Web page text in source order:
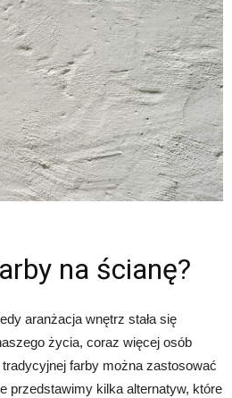
na ścianę?
aranżacja wnętrz stała się
życia, coraz więcej osób
farby można zastosować
przedstawimy kilka alternatyw, które